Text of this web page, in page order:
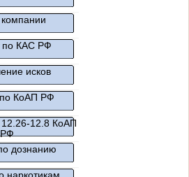
по КАС РФ
исков
по КоАП РФ
12.26-12.8 КоАП
РФ
дознанию